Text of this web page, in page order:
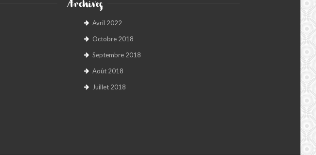
Archives
Avril 2022
Octobre 2018
Septembre 2018
Août 2018
Juillet 2018